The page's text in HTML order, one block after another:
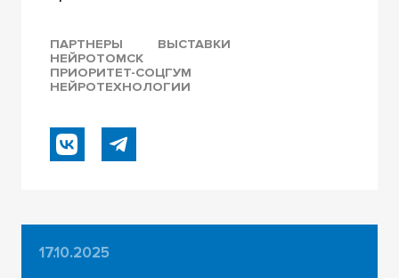
ПАРТНЕРЫ
ВЫСТАВКИ
НЕЙРОТОМСК
ПРИОРИТЕТ-СОЦГУМ
НЕЙРОТЕХНОЛОГИИ
17.10.2025